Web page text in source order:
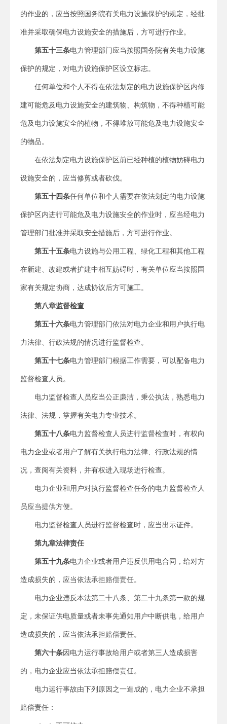
的作业的，应当按照国务院有关电力设施保护的规定，经批
准并采取确保电力设施安全的措施后，方可进行作业。
第五十三条电力管理部门应当按照国务院有关电力设施
保护的规定，对电力设施保护区设立标志。
任何单位和个人不得在依法划定的电力设施保护区内修
建可能危及电力设施安全的建筑物、构筑物，不得种植可能
危及电力设施安全的植物，不得堆放可能危及电力设施安全
的物品。
在依法划定电力设施保护区前已经种植的植物妨碍电力
设施安全的，应当修剪或者砍伐。
第五十四条任何单位和个人需要在依法划定的电力设施
保护区内进行可能危及电力设施安全的作业时，应当经电力
管理部门批准并采取安全措施后，方可进行作业。
第五十五条电力设施与公用工程、绿化工程和其他工程
在新建、改建或者扩建中相互妨碍时，有关单位应当按照国
家有关规定协商，达成协议后方可施工。
第八章监督检查
第五十六条电力管理部门依法对电力企业和用户执行电
力法律、行政法规的情况进行监督检查。
第五十七条电力管理部门根据工作需要，可以配备电力
监督检查人员。
电力监督检查人员应当公正廉洁，秉公执法，熟悉电力
法律、法规，掌握有关电力专业技术。
第五十八条电力监督检查人员进行监督检查时，有权向
电力企业或者用户了解有关执行电力法律、行政法规的情
况，查阅有关资料，并有权进入现场进行检查。
电力企业和用户对执行监督检查任务的电力监督检查人
员应当提供方便。
电力监督检查人员进行监督检查时，应当出示证件。
第九章法律责任
第五十九条电力企业或者用户违反供用电合同，给对方
造成损失的，应当依法承担赔偿责任。
电力企业违反本法第二十八条、第二十九条第一款的规
定，未保证供电质量或者未事先通知用户中断供电，给用户
造成损失的，应当依法承担赔偿责任。
第六十条 因电力运行事故给用户或者第三人造成损害
的，电力企业应当依法承担赔偿责任。
电力运行事故由下列原因之一造成的，电力企业不承担
赔偿责任：